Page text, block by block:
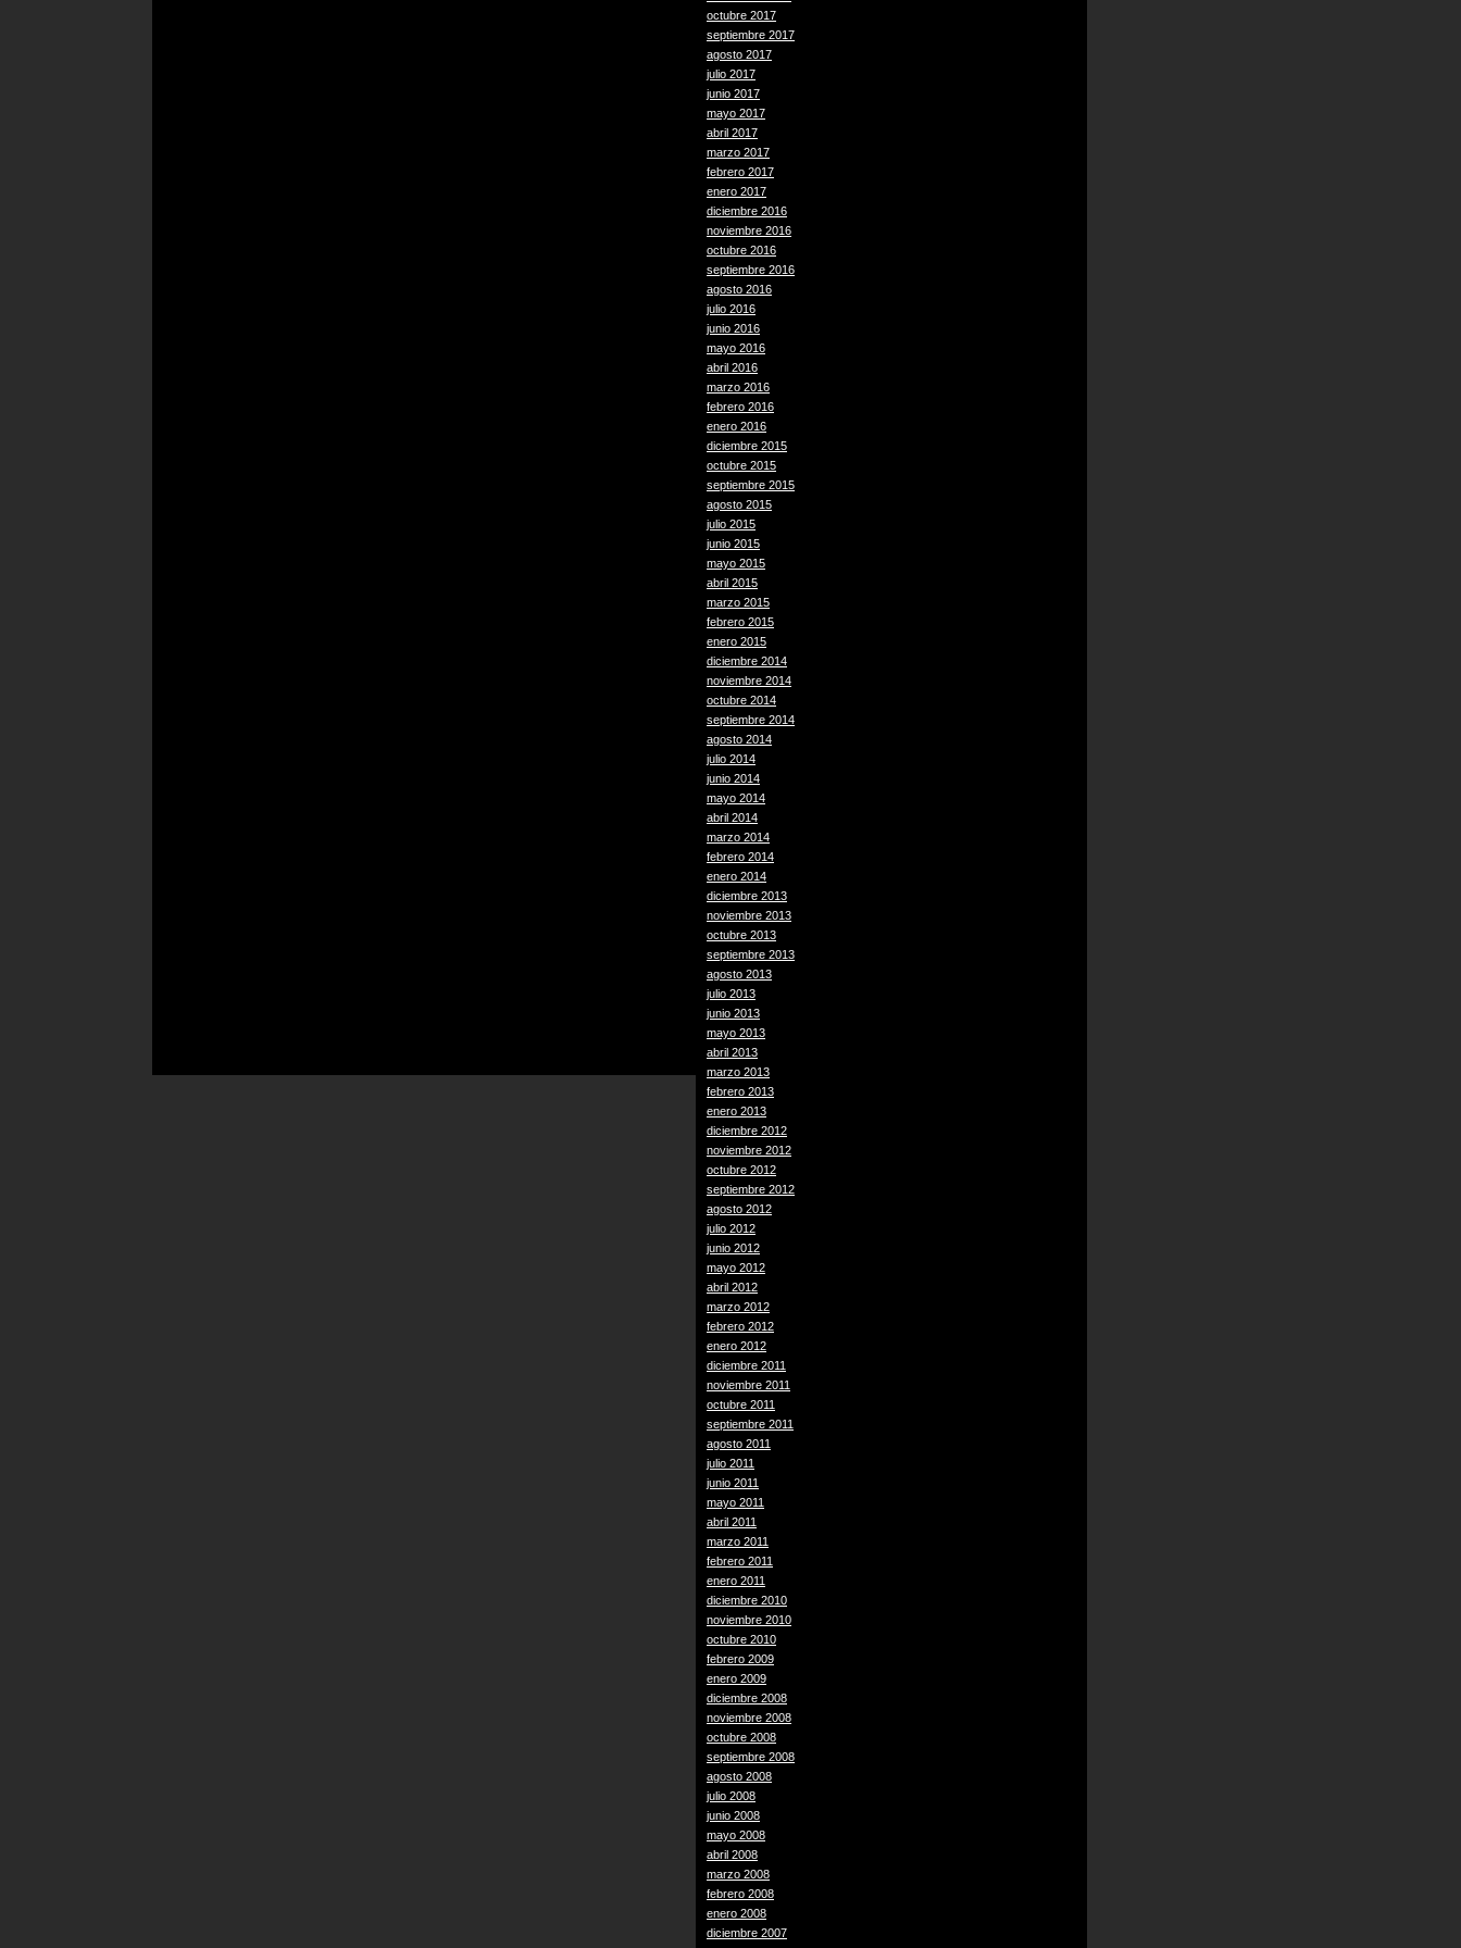
octubre 2017
septiembre 2017
agosto 2017
julio 2017
junio 2017
mayo 2017
abril 2017
marzo 2017
febrero 2017
enero 2017
diciembre 2016
noviembre 2016
octubre 2016
septiembre 2016
agosto 2016
julio 2016
junio 2016
mayo 2016
abril 2016
marzo 2016
febrero 2016
enero 2016
diciembre 2015
octubre 2015
septiembre 2015
agosto 2015
julio 2015
junio 2015
mayo 2015
abril 2015
marzo 2015
febrero 2015
enero 2015
diciembre 2014
noviembre 2014
octubre 2014
septiembre 2014
agosto 2014
julio 2014
junio 2014
mayo 2014
abril 2014
marzo 2014
febrero 2014
enero 2014
diciembre 2013
noviembre 2013
octubre 2013
septiembre 2013
agosto 2013
julio 2013
junio 2013
mayo 2013
abril 2013
marzo 2013
febrero 2013
enero 2013
diciembre 2012
noviembre 2012
octubre 2012
septiembre 2012
agosto 2012
julio 2012
junio 2012
mayo 2012
abril 2012
marzo 2012
febrero 2012
enero 2012
diciembre 2011
noviembre 2011
octubre 2011
septiembre 2011
agosto 2011
julio 2011
junio 2011
mayo 2011
abril 2011
marzo 2011
febrero 2011
enero 2011
diciembre 2010
noviembre 2010
octubre 2010
febrero 2009
enero 2009
diciembre 2008
noviembre 2008
octubre 2008
septiembre 2008
agosto 2008
julio 2008
junio 2008
mayo 2008
abril 2008
marzo 2008
febrero 2008
enero 2008
diciembre 2007